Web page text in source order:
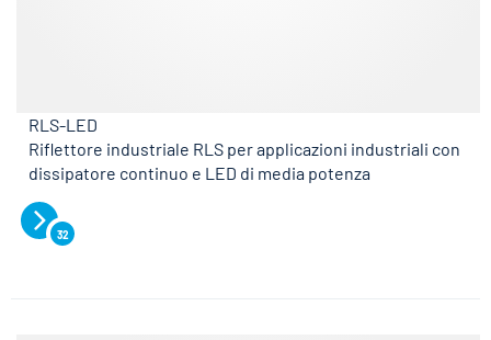
RLS-LED
Riflettore industriale RLS per applicazioni industriali con
dissipatore continuo e LED di media potenza
32